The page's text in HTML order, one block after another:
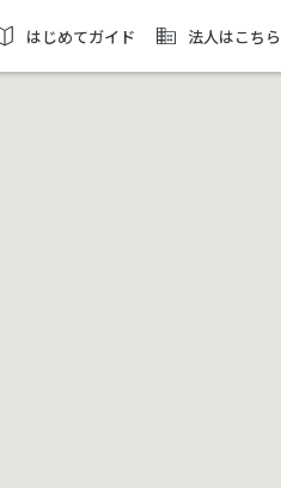
はじめてガイド 法人はこちら